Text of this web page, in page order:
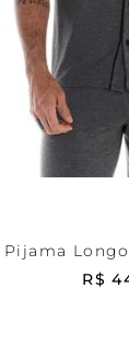
Cinza
Pijama
R$